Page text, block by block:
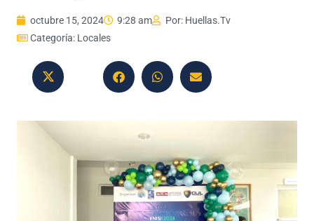
octubre 15, 2024 9:28 am Por: Huellas.Tv
Categoría: Locales